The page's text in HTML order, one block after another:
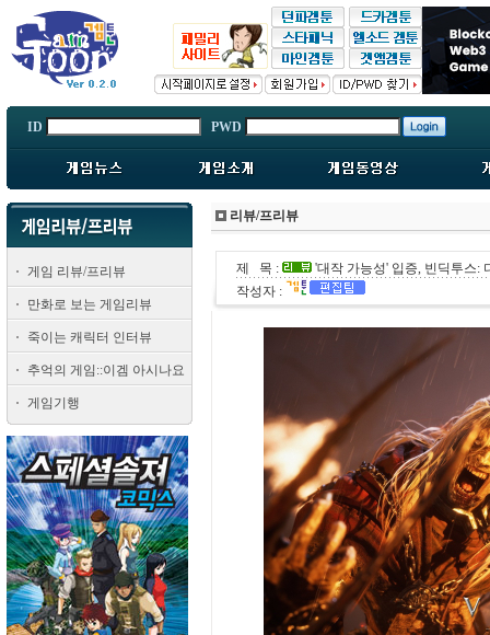
ID PWD
게임 리뷰/프리뷰
만화로 보는 게임리뷰
죽이는 캐릭터 인터뷰
추억의 게임::이겜 아시나요
게임기행
리뷰/프리뷰
제 목 :
'대작 가능성' 입증, 빈딕투스:
작성자 :